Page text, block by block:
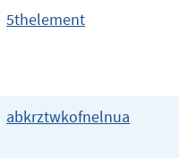
5thelement
abkrztwkofnelnua